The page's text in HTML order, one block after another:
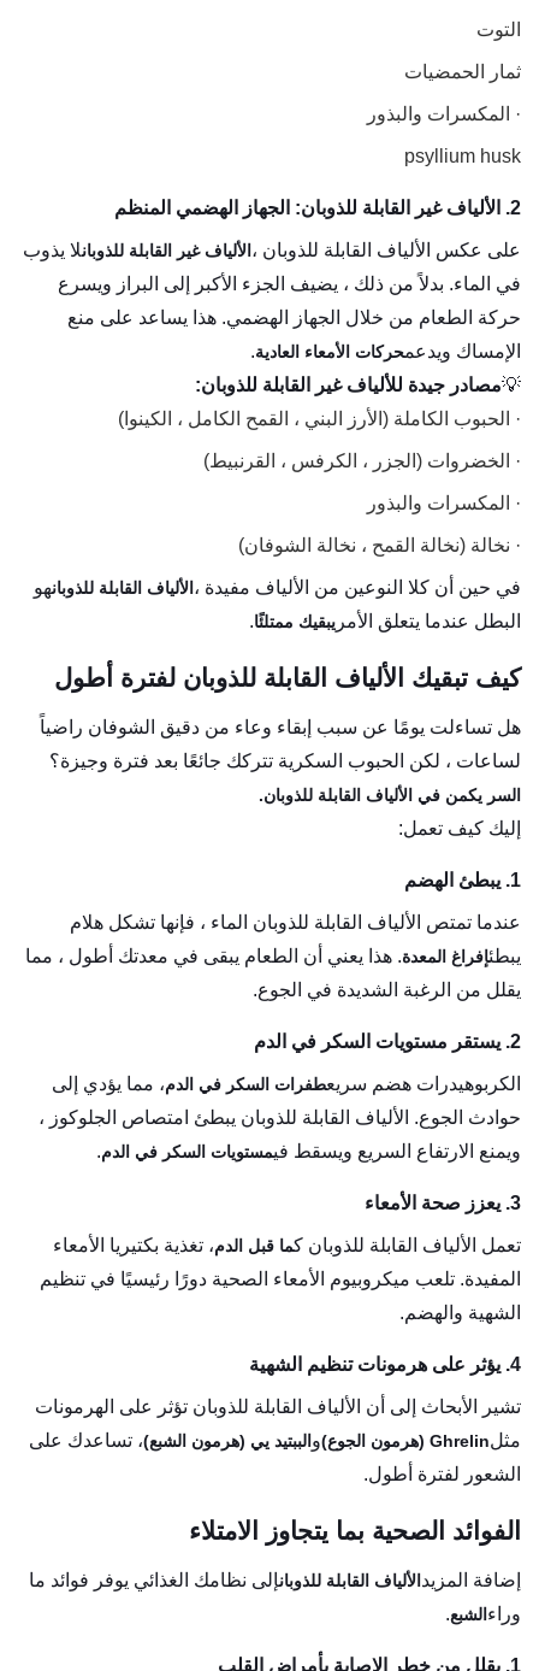
التوت
ثمار الحمضيات
· المكسرات والبذور
psyllium husk
2. الألياف غير القابلة للذوبان: الجهاز الهضمي المنظم
على عكس الألياف القابلة للذوبان ، الألياف غير القابلة للذوبانلا يذوب
في الماء. بدلاً من ذلك ، يضيف الجزء الأكبر إلى البراز ويسرع
حركة الطعام من خلال الجهاز الهضمي. هذا يساعد على منع
الإمساك ويدعمحركات الأمعاء العادية.
💡مصادر جيدة للألياف غير القابلة للذوبان:
· الحبوب الكاملة (الأرز البني ، القمح الكامل ، الكينوا)
· الخضروات (الجزر ، الكرفس ، القرنبيط)
· المكسرات والبذور
· نخالة (نخالة القمح ، نخالة الشوفان)
في حين أن كلا النوعين من الألياف مفيدة ، الألياف القابلة للذوبانهو
البطل عندما يتعلق الأمر يبقيك ممتلئًا.
كيف تبقيك الألياف القابلة للذوبان لفترة أطول
هل تساءلت يومًا عن سبب إبقاء وعاء من دقيق الشوفان راضياً
لساعات ، لكن الحبوب السكرية تتركك جائعًا بعد فترة وجيزة؟
السر يكمن في الألياف القابلة للذوبان.
إليك كيف تعمل:
1. يبطئ الهضم
عندما تمتص الألياف القابلة للذوبان الماء ، فإنها تشكل هلام
يبطئإفراغ المعدة. هذا يعني أن الطعام يبقى في معدتك أطول ، مما
يقلل من الرغبة الشديدة في الجوع.
2. يستقر مستويات السكر في الدم
الكربوهيدرات هضم سريعطفرات السكر في الدم، مما يؤدي إلى
حوادث الجوع. الألياف القابلة للذوبان يبطئ امتصاص الجلوكوز ،
ويمنع الارتفاع السريع ويسقط فيمستويات السكر في الدم.
3. يعزز صحة الأمعاء
تعمل الألياف القابلة للذوبان كما قبل الدم، تغذية بكتيريا الأمعاء
المفيدة. تلعب ميكروبيوم الأمعاء الصحية دورًا رئيسيًا في تنظيم
الشهية والهضم.
4. يؤثر على هرمونات تنظيم الشهية
تشير الأبحاث إلى أن الألياف القابلة للذوبان تؤثر على الهرمونات
مثلGhrelin (هرمون الجوع) و الببتيد يي (هرمون الشبع)، تساعدك على
الشعور لفترة أطول.
الفوائد الصحية بما يتجاوز الامتلاء
إضافة المزيد الألياف القابلة للذوبانإلى نظامك الغذائي يوفر فوائد ما
وراء الشبع.
1. يقلل من خطر الإصابة بأمراض القلب